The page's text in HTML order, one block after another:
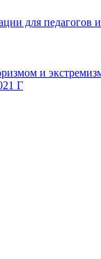
для педагогов
и
Г